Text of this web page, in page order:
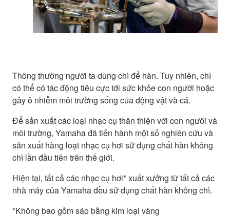
Thông thường người ta dùng chì để hàn. Tuy nhiên, chì
có thể có tác động tiêu cực tới sức khỏe con người hoặc
gây ô nhiễm môi trường sống của động vật và cá.
Để sản xuất các loại nhạc cụ thân thiện với con người và
môi trường, Yamaha đã tiến hành một số nghiên cứu và
sản xuất hàng loạt nhạc cụ hơi sử dụng chất hàn không
chì lần đầu tiên trên thế giới.
Hiện tại, tất cả các nhạc cụ hơi* xuất xưởng từ tất cả các
nhà máy của Yamaha đều sử dụng chất hàn không chì.
*Không bao gồm sáo bằng kim loại vàng